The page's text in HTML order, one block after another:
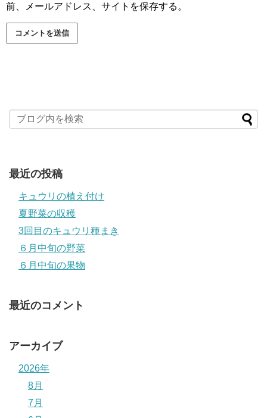
前、メールアドレス、サイトを保存する。
最近の投稿
キュウリの植え付け
夏野菜の収穫
3回目のキュウリ種まき
６月中旬の野菜
６月中旬の果物
最近のコメント
アーカイブ
2026年
8月
7月